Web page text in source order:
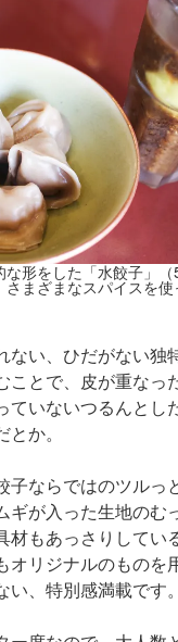
形をした「水餃子」
まざまなスパイスを使
ない、ひだがない独
ことで、皮が重なっ
ていないつるんとし
か。
子ならではのツルっ
ギが入った生地のむ
材もあっさりしてい
オリジナルのものを
、特別感満載です。